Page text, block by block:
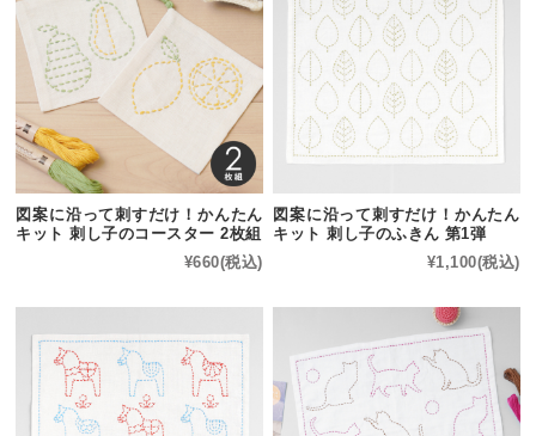
図案に沿って刺すだけ！かんたん
キット 刺し子のコースター 2枚組
¥660(税込)
図案に沿って刺すだけ！かんたん
キット 刺し子のふきん 第1弾
¥1,100(税込)